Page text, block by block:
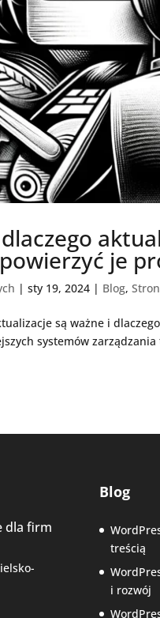
je
|sty 19, 2024 | Blog,
są ważne i
systemów
dla firm
Blog
treścią
i rozwój